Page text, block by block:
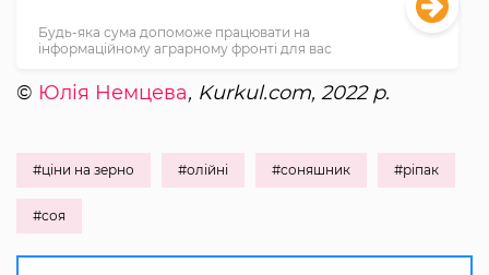
Будь-яка сума допоможе працювати на
інформаційному аграрному фронті для вас
© Юлія Немцева, Kurkul.com, 2022 р.
#ціни на зерно #олійні #соняшник #ріпак
#соя